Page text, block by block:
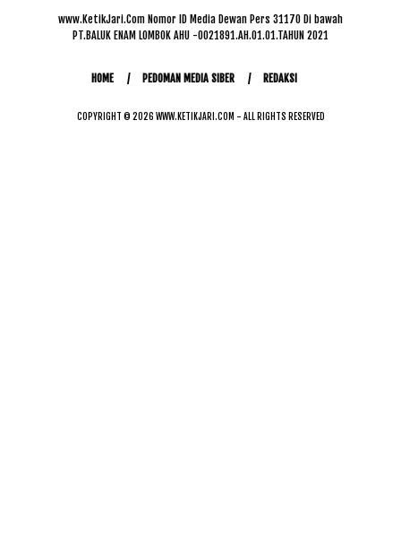
www.KetikJari.Com Nomor ID Media Dewan Pers 31170 Di bawah
PT.BALUK ENAM LOMBOK AHU -0021891.AH.01.01.TAHUN 2021
HOME PEDOMAN MEDIA SIBER REDAKSI
COPYRIGHT © 2026 WWW.KETIKJARI.COM - ALL RIGHTS RESERVED